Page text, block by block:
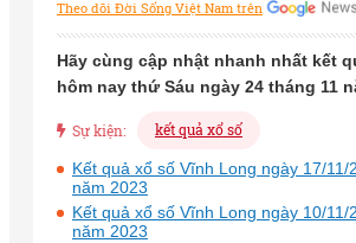
Theo dõi Đời Sống Việt Nam trên
Hãy cùng cập nhật nhanh nhất kết
hôm nay thứ Sáu ngày 24 tháng 11
Sự kiện: kết quả xổ số
Kết quả xổ số Vĩnh Long ngày 17/
năm 2023
Kết quả xổ số Vĩnh Long ngày 10/
năm 2023